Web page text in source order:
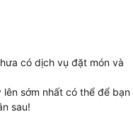
có dịch vụ đặt món và
sớm nhất có thể để bạn
sau!